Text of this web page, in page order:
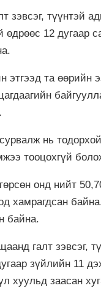
зэвсэг, түүнтэй
өдрөөс 12 дугаар
этгээд та өөрийн
нь
тооцохгүй
онд нийт
хамрагдсан
байна.
галт зэвсэг,
зүйлийн 11
хуульд заасан